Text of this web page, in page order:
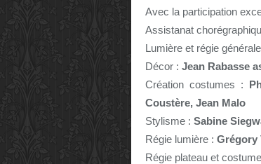
Avec la participation
Assistanat
Lumière et régie
Décor : Jean Rabasse
Création costumes :
Coustère, Jean Malo
Stylisme : Sabine
Régie lumière : Grégory
Régie plateau et